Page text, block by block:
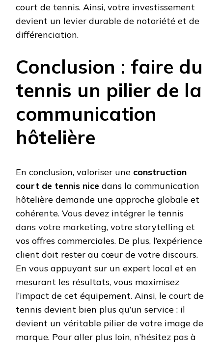
court de tennis. Ainsi, votre investissement
devient un levier durable de notoriété et de
différenciation.
Conclusion : faire du
tennis un pilier de la
communication
hôtelière
En conclusion, valoriser une construction
court de tennis nice dans la communication
hôtelière demande une approche globale et
cohérente. Vous devez intégrer le tennis
dans votre marketing, votre storytelling et
vos offres commerciales. De plus, l’expérience
client doit rester au cœur de votre discours.
En vous appuyant sur un expert local et en
mesurant les résultats, vous maximisez
l’impact de cet équipement. Ainsi, le court de
tennis devient bien plus qu’un service : il
devient un véritable pilier de votre image de
marque. Pour aller plus loin, n’hésitez pas à